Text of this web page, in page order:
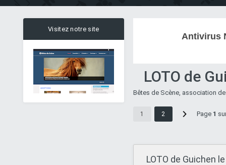
Visitez notre site
Antivirus
LOTO de
Bêtes de Scène, association
Page 1
1 2
LOTO de Guichen